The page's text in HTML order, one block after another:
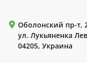
Оболонский пр-т,
ул. Лукьяненка
04205, Украина